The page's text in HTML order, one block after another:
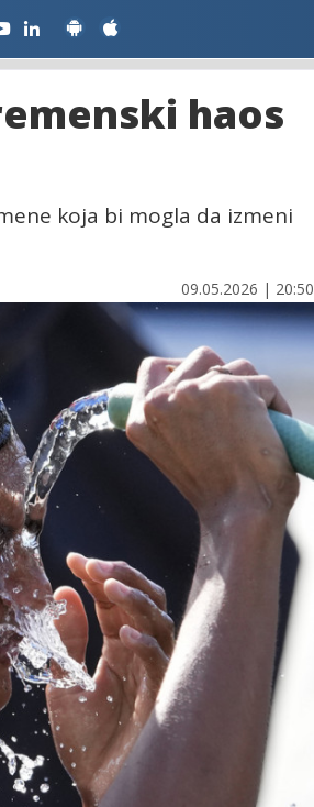
haos
koja bi mogla da izmeni
09.05.2026 | 20:50